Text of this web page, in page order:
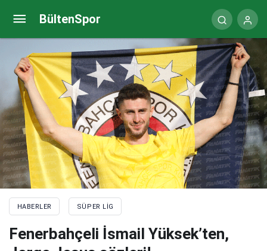
BültenSpor
HABERLER SÜPER LIG
Fenerbahçeli İsmail Yüksek’ten,
Fenerbahçeli İsmail Yüksek’ten, Jorge Jesus